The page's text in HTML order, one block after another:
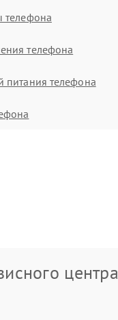
телефона
телефона
питания телефона
центра